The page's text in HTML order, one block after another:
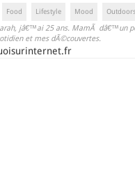
Food Lifestyle Mood Outdoors
jâ€™ai 25 ans. MamÃ dâ€™un
et mes dÃ©couvertes.